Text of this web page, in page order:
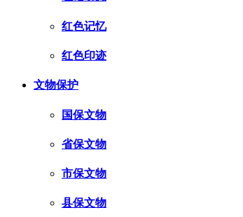
红色记忆
红色印迹
文物保护
国保文物
省保文物
市保文物
县保文物